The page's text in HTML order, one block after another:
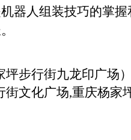
器人组装技巧的掌
坪步行街九龙印广场）
街文化广场,重庆杨家